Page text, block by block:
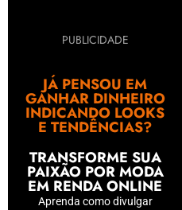
PUBLICIDADE
JÁ PENSOU EM
GANHAR DINHEIRO
INDICANDO LOOKS
E TENDÊNCIAS?
TRANSFORME SUA
PAIXÃO POR MODA
EM RENDA ONLINE
Aprenda como divulgar